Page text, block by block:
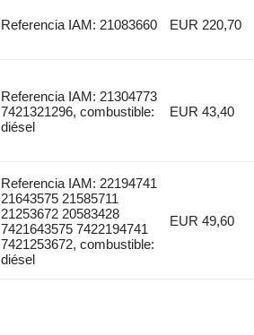
Referencia IAM: 21083660 EUR 220,70
Referencia IAM: 21304773
7421321296, combustible:
diésel
EUR 43,40
Referencia IAM: 22194741
21643575 21585711
21253672 20583428
7421643575 7422194741
7421253672, combustible:
diésel
EUR 49,60